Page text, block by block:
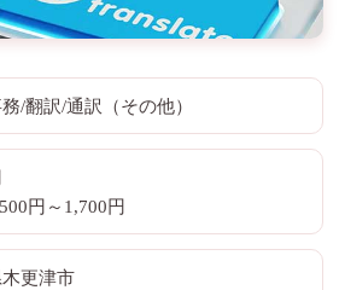
/翻訳/通訳（その他）
円～1,700円
更津市